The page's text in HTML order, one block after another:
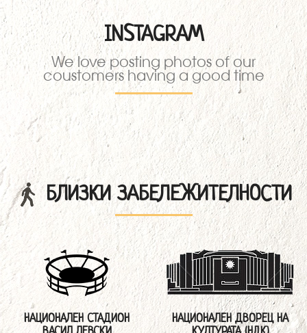
INSTAGRAM
We love posting photos of our
coustomers having a good time
БЛИЗКИ ЗАБЕЛЕЖИТЕЛНОСТИ
НАЦИОНАЛЕН СТАДИОН
НАЦИОНАЛЕН ДВОРЕЦ НА